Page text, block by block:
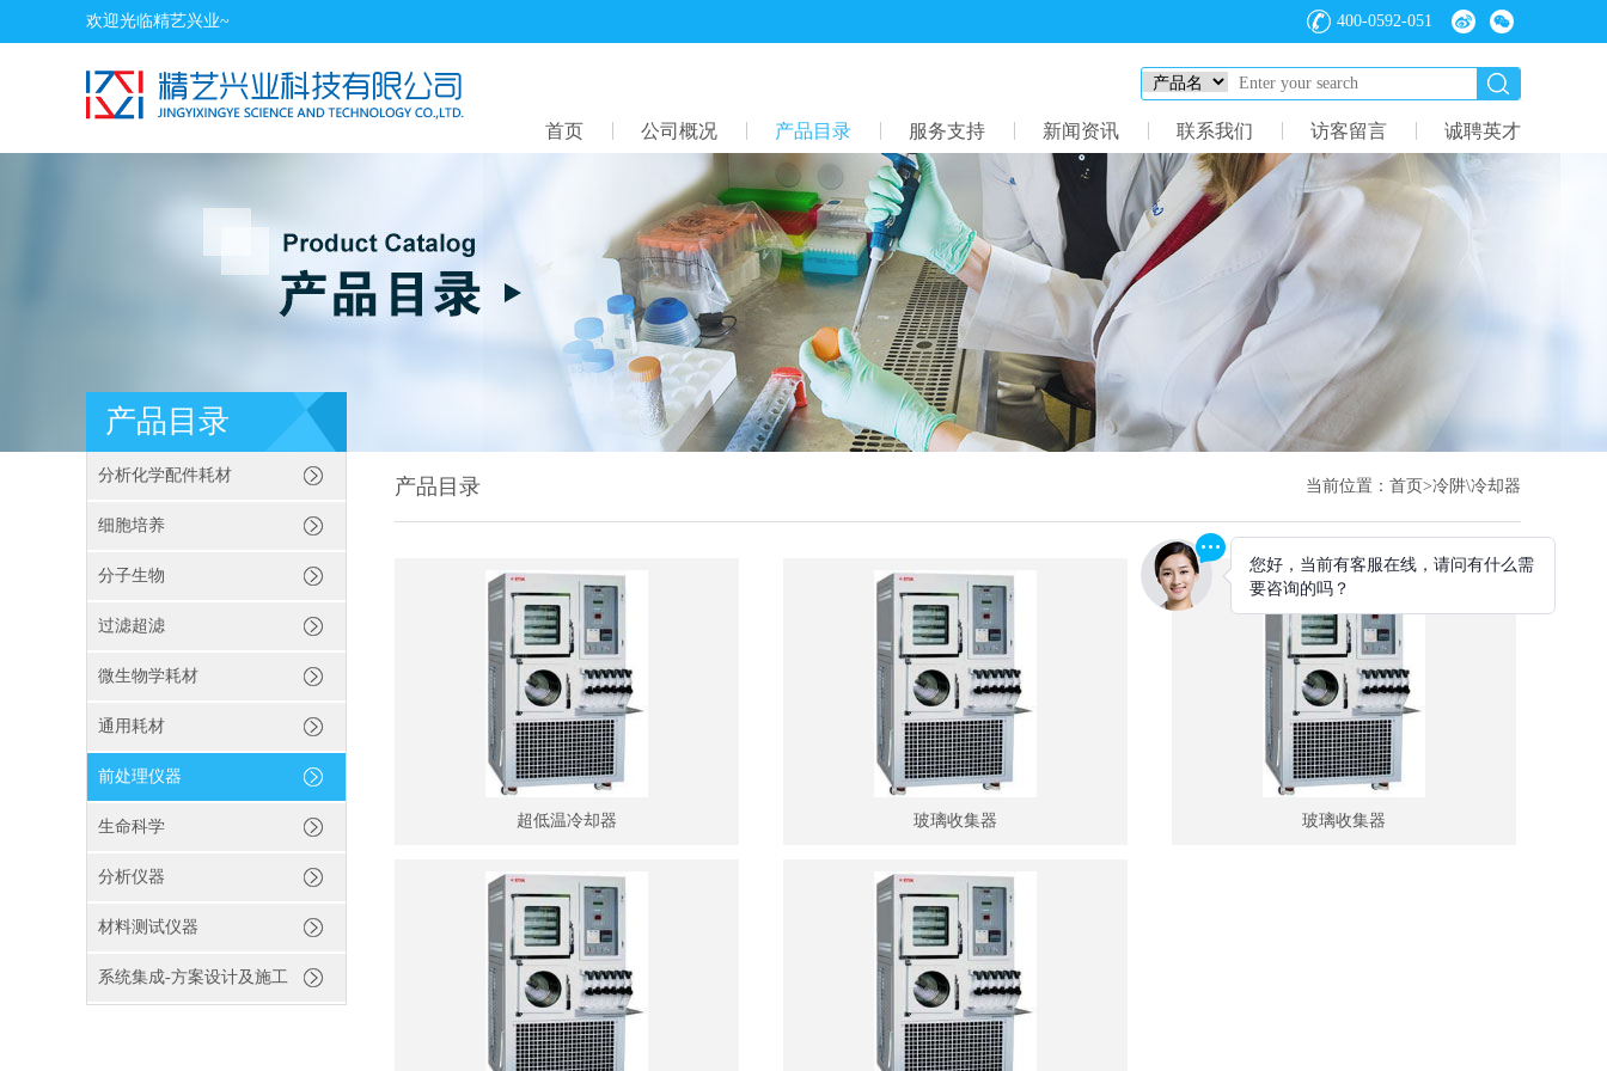
欢迎光临精艺兴业~ 400-0592-051
首页 公司概况 产品目录 服务支持 新闻资讯 联系我们 访客留言 诚聘英才
产品目录
分析化学配件耗材
细胞培养
分子生物
过滤超滤
微生物学耗材
通用耗材
前处理仪器
生命科学
分析仪器
材料测试仪器
系统集成-方案设计及施工
产品目录 当前位置： 首页>冷阱\冷却器
超低温冷却器 玻璃收集器 玻璃收集器